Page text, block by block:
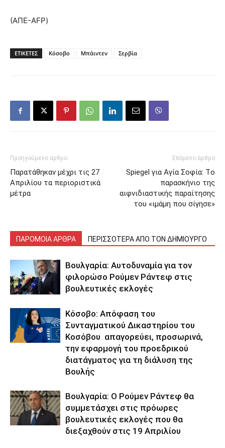
(ΑΠΕ-AFP)
ΕΤΙΚΕΤΕΣ Κόσοβο Μπάιντεν Σερβία
Προηγούμενο άρθρο
Παρατάθηκαν μέχρι τις 27
Απριλίου τα περιοριστικά
μέτρα
Επόμενο άρθρο
Spiegel για Αγία Σοφία: Tο
παρασκήνιο της
αιφνιδιαστικής παραίτησης
του «ιμάμη που σίγησε»
ΠΑΡΟΜΟΙΑ ΑΡΘΡΑ ΠΕΡΙΣΣΟΤΕΡΑ ΑΠΟ ΤΟΝ ΔΗΜΙΟΥΡΓΟ
Βουλγαρία: Αυτοδυναμία για τον
φιλορώσο Ρούμεν Ράντεφ στις
βουλευτικές εκλογές
Κόσοβο: Απόφαση του
Συνταγματικού Δικαστηρίου του
Κοσόβου απαγορεύει, προσωρινά,
την εφαρμογή του προεδρικού
διατάγματος για τη διάλυση της
Βουλής
Βουλγαρία: Ο Ρούμεν Ράντεφ θα
συμμετάσχει στις πρόωρες
βουλευτικές εκλογές που θα
διεξαχθούν στις 19 Απριλίου